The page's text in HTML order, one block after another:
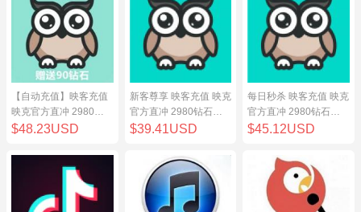
【自动充值】映客充值
映克官方直冲 2980钻
石 298元 inke钻石
$48.23USD
新客尊享 映客充值 映克
官方直冲 2980钻石
298元 inke钻石
$39.41USD
每日秒杀 映客充值 映克
官方直冲 2980钻石
298元 inke钻石
$45.12USD